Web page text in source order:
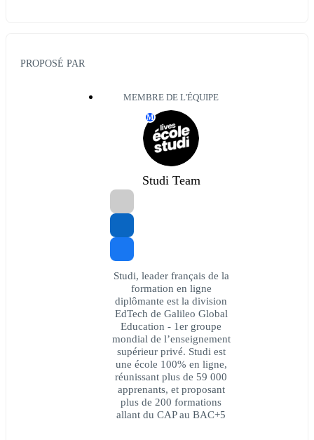
PROPOSÉ PAR
MEMBRE DE L'ÉQUIPE
M
Studi Team
Studi, leader français de la
formation en ligne
diplômante est la division
EdTech de Galileo Global
Education - 1er groupe
mondial de l’enseignement
supérieur privé. Studi est
une école 100% en ligne,
réunissant plus de 59 000
apprenants, et proposant
plus de 200 formations
allant du CAP au BAC+5